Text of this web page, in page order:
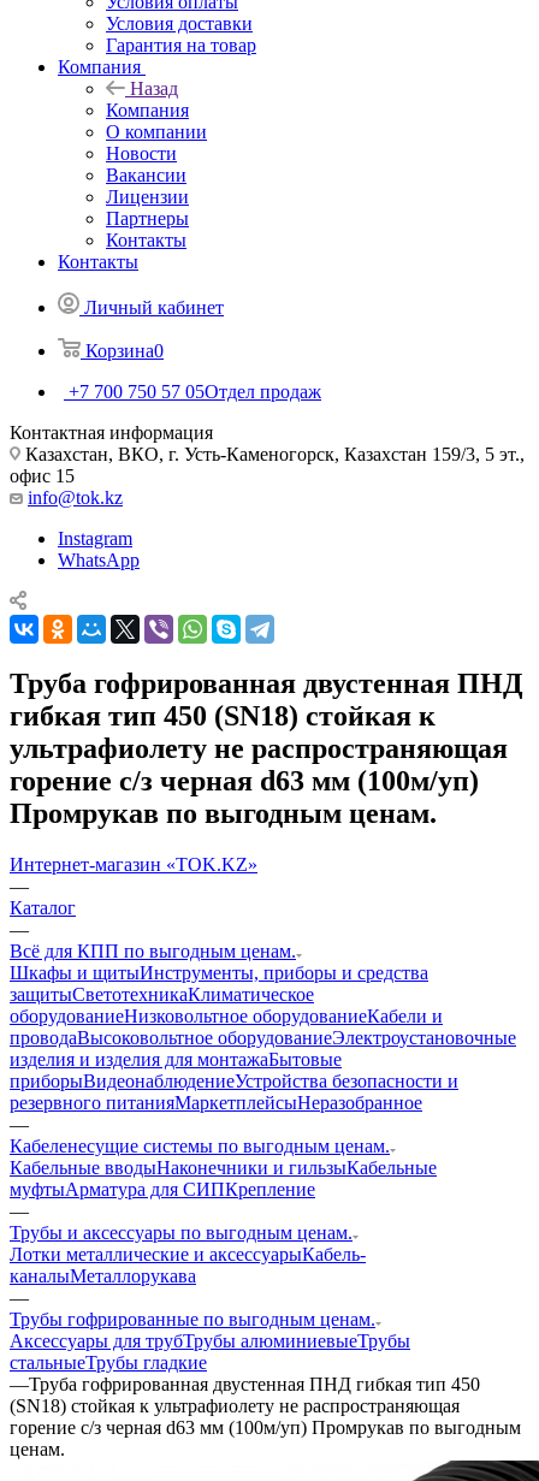
Условия доставки
Гарантия на товар
Компания
Назад
Компания
О компании
Новости
Вакансии
Лицензии
Партнеры
Контакты
Контакты
Личный кабинет
Корзина0
+7 700 750 57 05Отдел продаж
Контактная информация
Казахстан, ВКО, г. Усть-Каменогорск, Казахстан 159/3, 5 эт.,
офис 15
info@tok.kz
Instagram
WhatsApp
Труба гофрированная двустенная ПНД
гибкая тип 450 (SN18) стойкая к
ультрафиолету не распространяющая
горение с/з черная d63 мм (100м/уп)
Промрукав по выгодным ценам.
Интернет-магазин «TOK.KZ»
—
Каталог
—
Всё для КПП по выгодным ценам.
Шкафы и щитыИнструменты, приборы и средства
защитыСветотехникаКлиматическое
оборудованиеНизковольтное оборудованиеКабели и
проводаВысоковольтное оборудованиеЭлектроустановочные
изделия и изделия для монтажаБытовые
приборыВидеонаблюдениеУстройства безопасности и
резервного питанияМаркетплейсыНеразобранное
—
Кабеленесущие системы по выгодным ценам.
Кабельные вводыНаконечники и гильзыКабельные
муфтыАрматура для СИПКрепление
—
Трубы и аксессуары по выгодным ценам.
Лотки металлические и аксессуарыКабель-
каналыМеталлорукава
—
Трубы гофрированные по выгодным ценам.
Аксессуары для трубТрубы алюминиевыеТрубы
стальныеТрубы гладкие
—Труба гофрированная двустенная ПНД гибкая тип 450
(SN18) стойкая к ультрафиолету не распространяющая
горение с/з черная d63 мм (100м/уп) Промрукав по выгодным
ценам.